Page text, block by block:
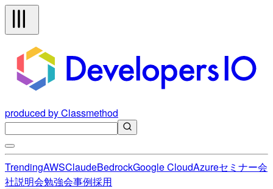
produced by Classmethod
TrendingAWSClaudeBedrockGoogle CloudAzureセミナー会
社説明会勉強会事例採用